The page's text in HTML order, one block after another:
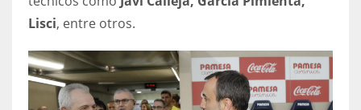
19
NYG
24
Lisci, entre otros.